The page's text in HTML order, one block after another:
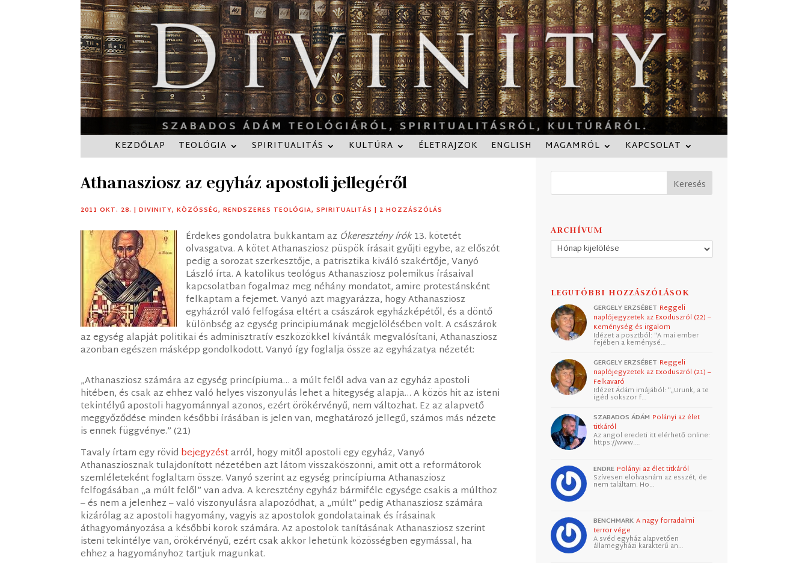
KEZDŐLAP TEOLÓGIA SPIRITUALITÁS KULTÚRA ÉLETRAJZOK ENGLISH MAGAMRÓL KAPCSOLAT
Athanasziosz az egyház apostoli jellegéről
2011 OKT. 28. |DIVINITY,KÖZÖSSÉG,RENDSZERES TEOLÓGIA,SPIRITUALITÁS | 2 HOZZÁSZÓLÁS
Érdekes gondolatra bukkantam az Ókeresztény írók13. kötetét
olvasgatva. A kötet Athanasziosz püspök írásait gyűjti egybe, az előszót
pedig a sorozat szerkesztője, a patrisztika kiváló szakértője, Vanyó
László írta. A katolikus teológus Athanasziosz polemikus írásaival
kapcsolatban fogalmaz meg néhány mondatot, amire protestánsként
felkaptam a fejemet. Vanyó azt magyarázza, hogy Athanasziosz
egyházról való felfogása eltért a császárok egyházképétől, és a döntő
különbség az egység principiumának megjelölésében volt. A császárok
az egység alapját politikai és adminisztratív eszközökkel kívánták megvalósítani, Athanasziosz
azonban egészen másképp gondolkodott. Vanyó így foglalja össze az egyházatya nézetét:
„Athanasziosz számára az egység princípiuma… a múlt felől adva van az egyház apostoli
hitében, és csak az ehhez való helyes viszonyulás lehet a hitegység alapja… A közös hit az isteni
tekintélyű apostoli hagyománnyal azonos, ezért örökérvényű, nem változhat. Ez az alapvető
meggyőződése minden későbbi írásában is jelen van, meghatározó jellegű, számos más nézete
is ennek függvénye.” (21)
Tavaly írtam egy rövid bejegyzéstarról, hogy mitől apostoli egy egyház, Vanyó
Athanasziosznak tulajdonított nézetében azt látom visszaköszönni, amit ott a reformátorok
szemléleteként foglaltam össze. Vanyó szerint az egység princípiuma Athanasziosz
felfogásában „a múlt felől” van adva. A keresztény egyház bármiféle egysége csakis a múlthoz
– és nem a jelenhez – való viszonyulásra alapozódhat, a „múlt” pedig Athanasziosz számára
kizárólag az apostoli hagyomány, vagyis az apostolok gondolatainak és írásainak
áthagyományozása a későbbi korok számára. Az apostolok tanításának Athanasziosz szerint
isteni tekintélye van, örökérvényű, ezért csak akkor lehetünk közösségben egymással, ha
ehhez a hagyományhoz tartjuk magunkat.
ARCHÍVUM
Archívum
LEGUTÓBBI HOZZÁSZÓLÁSOK
GERGELY ERZSÉBET Reggeli
naplójegyzetek az Exoduszról (22) –
Keménység és irgalom
Idézet a posztból: "A mai ember
fejében a keménysé…
GERGELY ERZSÉBET Reggeli
naplójegyzetek az Exoduszról (21) –
Felkavaró
Idézet Ádám imájából: "„Urunk, a te
igéd sokszor f…
SZABADOS ÁDÁM Polányi az élet
titkáról
Az angol eredeti itt elérhető online:
https://www.…
ENDRE Polányi az élet titkáról
Szívesen elolvasnám az esszét, de
nem találtam. Ho…
BENCHMARK A nagy forradalmi
terror vége
A svéd egyház alapvetően
államegyházi karakterű an…